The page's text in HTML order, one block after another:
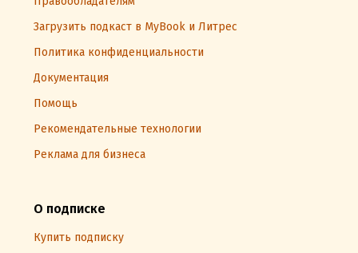
Загрузить подкаст в MyBook и Литрес
Политика конфиденциальности
Документация
Помощь
Рекомендательные технологии
Реклама для бизнеса
О подписке
Купить подписку